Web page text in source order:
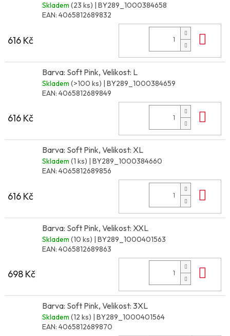
Skladem (23 ks) | BY289_1000384658
EAN: 4065812689832
616 Kč
Barva: Soft Pink, Velikost: L
Skladem (>100 ks) | BY289_1000384659
EAN: 4065812689849
616 Kč
Barva: Soft Pink, Velikost: XL
Skladem (1 ks) | BY289_1000384660
EAN: 4065812689856
616 Kč
Barva: Soft Pink, Velikost: XXL
Skladem (10 ks) | BY289_1000401563
EAN: 4065812689863
698 Kč
Barva: Soft Pink, Velikost: 3XL
Skladem (12 ks) | BY289_1000401564
EAN: 4065812689870